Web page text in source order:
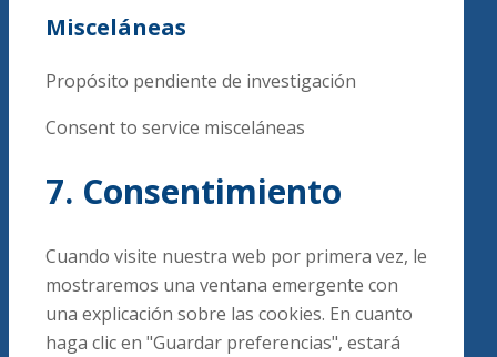
Misceláneas
Propósito pendiente de investigación
Consent to service misceláneas
7. Consentimiento
Cuando visite nuestra web por primera vez, le
mostraremos una ventana emergente con
una explicación sobre las cookies. En cuanto
haga clic en "Guardar preferencias", estará